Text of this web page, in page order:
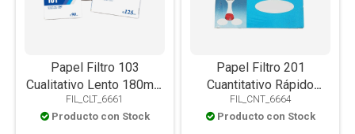
Papel Filtro 103
Cualitativo Lento 180mm
X 100u
FIL_CLT_6661
Producto con Stock
Papel Filtro 201
Cuantitativo Rápido
70mm X 100u
FIL_CNT_6664
Producto con Stock